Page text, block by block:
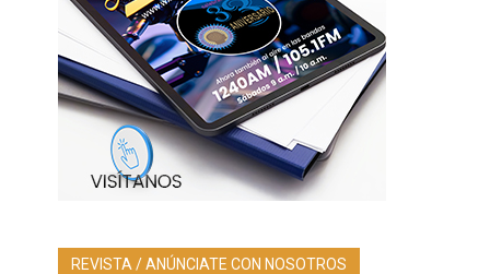
REVISTA / ANÚNCIATE CON NOSOTROS